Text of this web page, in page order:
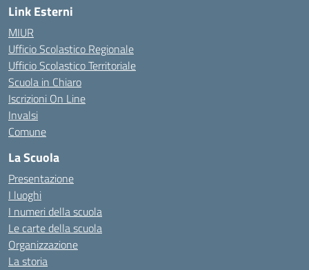
Link Esterni
MIUR
Ufficio Scolastico Regionale
Ufficio Scolastico Territoriale
Scuola in Chiaro
Iscrizioni On Line
Invalsi
Comune
La Scuola
Presentazione
I luoghi
I numeri della scuola
Le carte della scuola
Organizzazione
La storia